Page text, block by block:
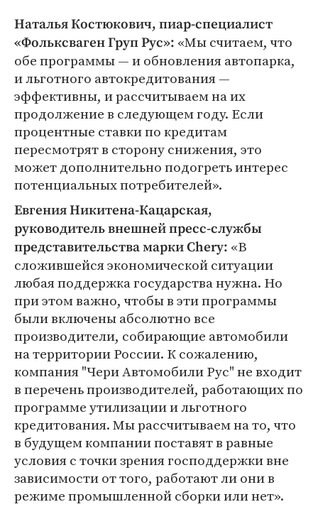
Наталья Костюкович, пиар-специалист
«Фольксваген Груп Рус»: «Мы считаем, что
обе программы — и обновления автопарка,
и льготного автокредитования —
эффективны, и рассчитываем на их
продолжение в следующем году. Если
процентные ставки по кредитам
пересмотрят в сторону снижения, это
может дополнительно подогреть интерес
потенциальных потребителей».
Евгения Никитена-Кацарская,
руководитель внешней пресс-службы
представительства марки Chery: «В
сложившейся экономической ситуации
любая поддержка государства нужна. Но
при этом важно, чтобы в эти программы
были включены абсолютно все
производители, собирающие автомобили
на территории России. К сожалению,
компания "Чери Автомобили Рус" не входит
в перечень производителей, работающих по
программе утилизации и льготного
кредитования. Мы рассчитываем на то, что
в будущем компании поставят в равные
условия с точки зрения господдержки вне
зависимости от того, работают ли они в
режиме промышленной сборки или нет».